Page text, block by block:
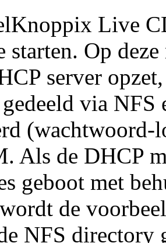
Live
starten. Op
server
via NFS
Als de DHCP
geboot met
de
NFS directory